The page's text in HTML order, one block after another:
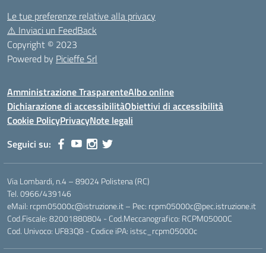
Le tue preferenze relative alla privacy
⚠️ Inviaci un FeedBack
Copyright © 2023
Powered by Picieffe Srl
Amministrazione TrasparenteAlbo online
Dichiarazione di accessibilitàObiettivi di accessibilità
Cookie PolicyPrivacyNote legali
Seguici su:
Via Lombardi, n.4 – 89024 Polistena (RC)
Tel. 0966/439146
eMail: rcpm05000c@istruzione.it – Pec: rcpm05000c@pec.istruzione.it
Cod.Fiscale: 82001880804 - Cod.Meccanografico: RCPM05000C
Cod. Univoco: UF83Q8 - Codice iPA: istsc_rcpm05000c